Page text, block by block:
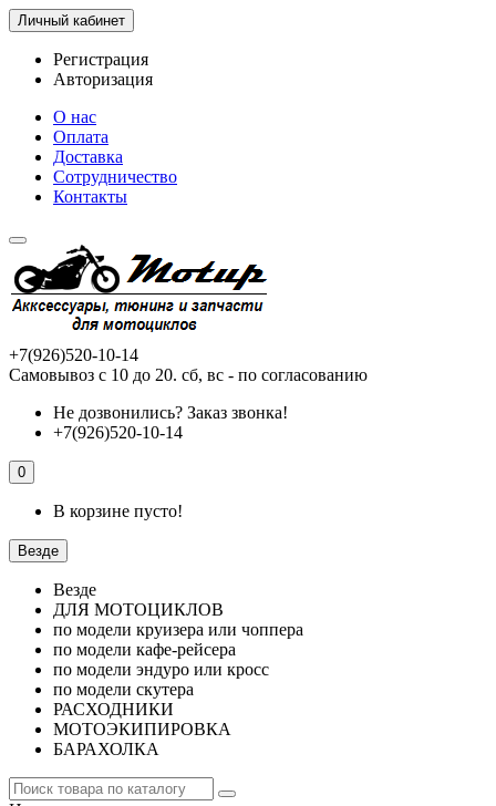
Личный кабинет
Регистрация
Авторизация
О нас
Оплата
Доставка
Сотрудничество
Контакты
+7(926)520-10-14
Самовывоз с 10 до 20. сб, вс - по согласованию
Не дозвонились? Заказ звонка!
+7(926)520-10-14
0
В корзине пусто!
Везде
Везде
ДЛЯ МОТОЦИКЛОВ
по модели круизера или чоппера
по модели кафе-рейсера
по модели эндуро или кросс
по модели скутера
РАСХОДНИКИ
МОТОЭКИПИРОВКА
БАРАХОЛКА